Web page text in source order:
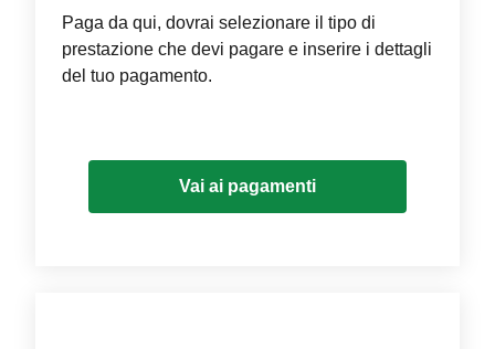
Paga da qui, dovrai selezionare il tipo di
prestazione che devi pagare e inserire i dettagli
del tuo pagamento.
Vai ai pagamenti